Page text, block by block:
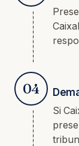
04
Si